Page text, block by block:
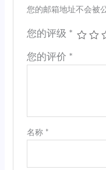
您的邮箱地址不会被公
您的评级 *
您的评价 *
名称 *